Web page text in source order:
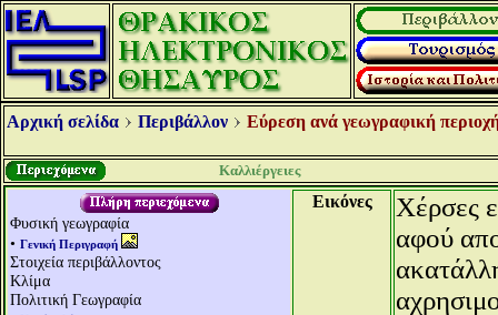
Αρχική σελίδα Περιβάλλον Εύρεση ανά γεωγραφική
Καλλιέργειες
Φυσική γεωγραφία
• Γενική Περιγραφή
Στοιχεία περιβάλλοντος
Κλίμα
Πολιτική Γεωγραφία
Εικόνες
Χέρσες
αφού